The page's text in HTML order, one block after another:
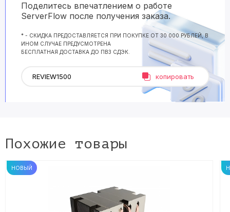
Поделитесь впечатлением о работе
ServerFlow после получения заказа.
* - СКИДКА ПРЕДОСТАВЛЯЕТСЯ ПРИ ПОКУПКЕ ОТ 30 000 РУБЛЕЙ, В
ИНОМ СЛУЧАЕ ПРЕДУСМОТРЕНА
БЕСПЛАТНАЯ ДОСТАВКА ДО ПВЗ СДЭК.
копировать
Похожие товары
НОВЫЙ